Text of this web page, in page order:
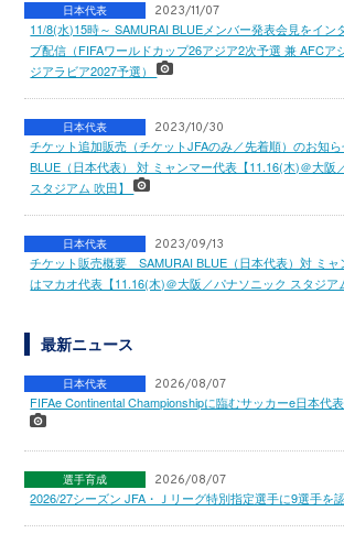
日本代表 2023/11/07
11/8(水)15時～ SAMURAI BLUEメンバー発表会見をイン
ブ配信（FIFAワールドカップ26アジア2次予選 兼 AFCア
ジアラビア2027予選）
日本代表 2023/10/30
チケット追加販売（チケットJFAのみ／先着順）のお知
BLUE（日本代表） 対 ミャンマー代表【11.16(木)＠大阪
スタジアム 吹田】
日本代表 2023/09/13
チケット販売概要 SAMURAI BLUE（日本代表）対 ミャ
はマカオ代表【11.16(木)＠大阪／パナソニック スタジ
最新ニュース
日本代表 2026/08/07
FIFAe Continental Championshipに臨むサッカーe日本代
選手育成 2026/08/07
2026/27シーズン JFA・Ｊリーグ特別指定選手に9選手を